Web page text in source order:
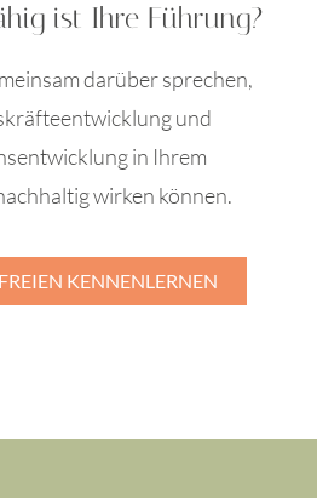
ist Ihre Führung?
darüber sprechen,
und
in Ihrem
wirken können.
KENNENLERNEN